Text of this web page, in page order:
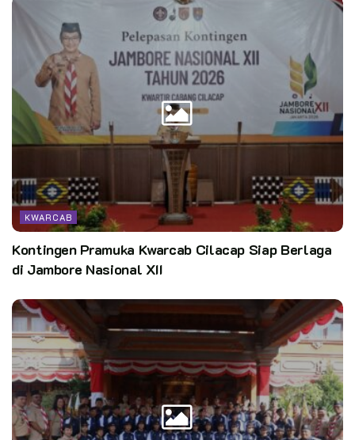
KWARCAB
Kontingen Pramuka Kwarcab Cilacap Siap Berlaga
di Jambore Nasional XII